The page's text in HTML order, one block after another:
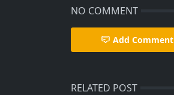
NO COMMENT
Add Comment
RELATED POST